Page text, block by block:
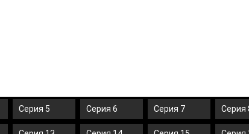
Серия 5 Серия 6 Серия 7 Серия